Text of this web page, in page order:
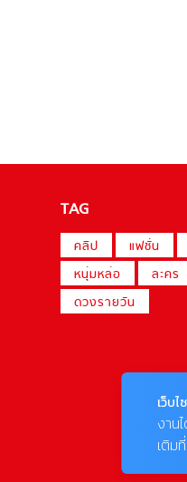
TAG
คลิป แฟชั่น
หนุ่มหล่อ
ละคร
ดวงรายวัน
เว็บ
งาน
เติม